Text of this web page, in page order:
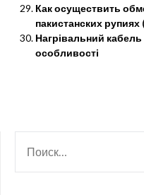
Как осуществить
пакистанских рупиях
Нагрівальний кабель
особливості